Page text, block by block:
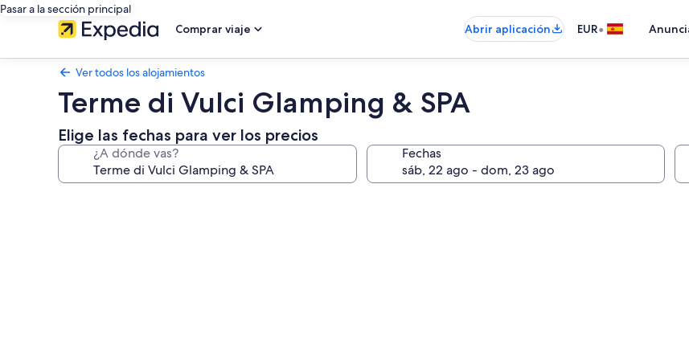
Pasar a la sección principal
Comprar viaje
Abrir aplicación EUR•
Ver todos los alojamientos
Terme di Vulci Glamping & SPA
Elige las fechas para ver los precios
¿A dónde vas? Fechas